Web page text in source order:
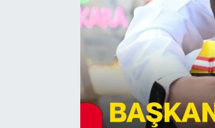
11:11 MANŞET